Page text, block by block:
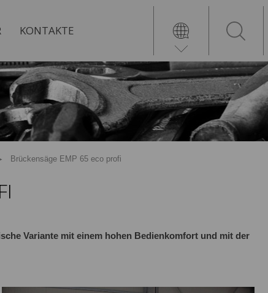
KONTAKTE
Brückensäge EMP 65 eco profi
Variante mit einem hohen Bedienkomfort und mit der